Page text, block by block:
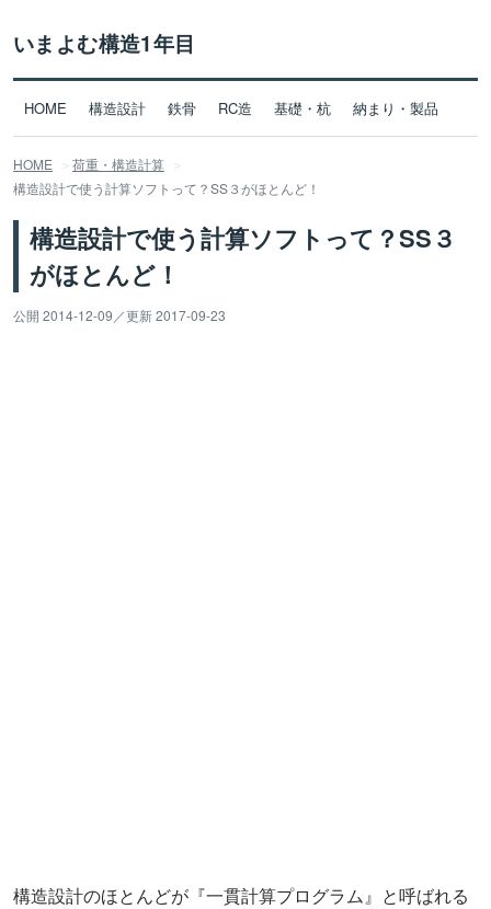
いまよむ構造1年目
HOME 構造設計 鉄骨 RC造 基礎・杭 納まり・製品
HOME
荷重・構造計算
構造設計で使う計算ソフトって？SS３がほとんど！
構造設計で使う計算ソフトって？SS３
がほとんど！
公開 2014-12-09 ／更新 2017-09-23
構造設計のほとんどが『一貫計算プログラム』と呼ばれる